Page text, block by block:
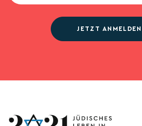
JETZT ANMELDEN